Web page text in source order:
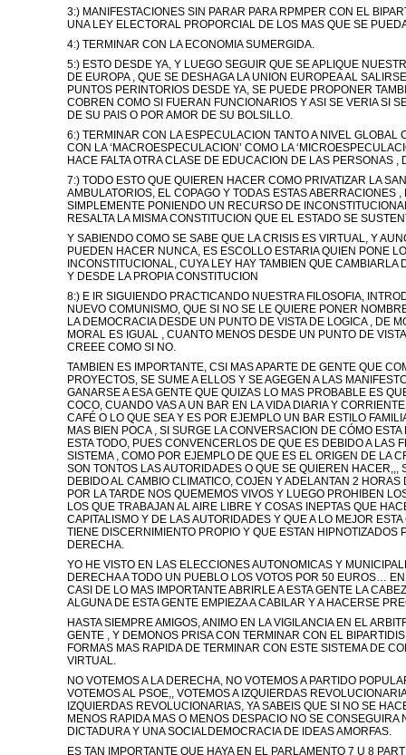
3:) MANIFESTACIONES SIN PARAR PARA RPMPER CON EL
UNA LEY ELECTORAL PROPORCIAL DE LOS MAS QUE SE
4:) TERMINAR CON LA ECONOMIA SUMERGIDA.
5:) ESTO DESDE YA, Y LUEGO SEGUIR QUE SE APLIQUE
DE EUROPA , QUE SE DESHAGA LA UNION EUROPEA AL
PUNTOS PERINTORIOS DESDE YA, SE PUEDE PROPONER
COBREN COMO SI FUERAN FUNCIONARIOS Y ASI SE VERIA SI
DE SU PAIS O POR AMOR DE SU BOLSILLO.
6:) TERMINAR CON LA ESPECULACION TANTO A NIVEL GLOBAL
CON LA ‘MACROESPECULACION’ COMO LA
HACE FALTA OTRA CLASE DE EDUCACION DE LAS PERSONAS ,
7:) TODO ESTO QUE QUIEREN HACER COMO PRIVATIZAR LA
AMBULATORIOS, EL COPAGO Y TODAS ESTAS ABERRACIONES
SIMPLEMENTE PONIENDO UN RECURSO DE
RESALTA LA MISMA CONSTITUCION QUE EL ESTADO SE
Y SABIENDO COMO SE SABE QUE LA CRISIS ES VIRTUAL, Y
PUEDEN HACER NUNCA, ES ESCOLLO ESTARIA QUIEN PONE
INCONSTITUCIONAL, CUYA LEY HAY TAMBIEN QUE
Y DESDE LA PROPIA CONSTITUCION
8:) E IR SIGUIENDO PRACTICANDO NUESTRA FILOSOFIA,
NUEVO COMUNISMO, QUE SI NO SE LE QUIERE PONER
LA DEMOCRACIA DESDE UN PUNTO DE VISTA DE LOGICA , DE
MORAL ES IGUAL , CUANTO MENOS DESDE UN PUNTO DE
CREEE COMO SI NO.
TAMBIEN ES IMPORTANTE, CSI MAS APARTE DE GENTE QUE
PROYECTOS, SE SUME A ELLOS Y SE AGEGEN A LAS
GANARSE A ESA GENTE QUE QUIZAS LO MAS PROBABLE ES
COCO, CUANDO VAS A UN BAR EN LA VIDA DIARIA Y
CAFÉ O LO QUE SEA Y ES POR EJEMPLO UN BAR ESTILO
MAS BIEN POCA , SI SURGE LA CONVERSACION DE CÓMO
ESTA TODO, PUES CONVENCERLOS DE QUE ES DEBIDO A LAS
SISTEMA , COMO POR EJEMPLO DE QUE ES EL ORIGEN DE LA
SON TONTOS LAS AUTORIDADES O QUE SE QUIEREN HACER,,,
DEBIDO AL CAMBIO CLIMATICO, COJEN Y ADELANTAN 2 HORAS
POR LA TARDE NOS QUEMEMOS VIVOS Y LUEGO PROHIBEN
LOS QUE TRABAJAN AL AIRE LIBRE Y COSAS INEPTAS QUE
CAPITALISMO Y DE LAS AUTORIDADES Y QUE A LO MEJOR
TIENE DISCERNIMIENTO PROPIO Y QUE ESTAN HIPNOTIZADOS
DERECHA.
YO HE VISTO EN LAS ELECCIONES AUTONOMICAS Y
DERECHA A TODO UN PUEBLO LOS VOTOS POR 50 EUROS…
CASI DE LO MAS IMPORTANTE ABRIRLE A ESTA GENTE LA
ALGUNA DE ESTA GENTE EMPIEZA A CABILAR Y A HACERSE
HASTA SIEMPRE AMIGOS, ANIMO EN LA VIGILANCIA EN EL
GENTE , Y DEMONOS PRISA CON TERMINAR CON EL
FORMAS MAS RAPIDA DE TERMINAR CON ESTE SISTEMA DE
VIRTUAL.
NO VOTEMOS A LA DERECHA, NO VOTEMOS A PARTIDO
VOTEMOS AL PSOE,, VOTEMOS A IZQUIERDAS
IZQUIERDAS REVOLUCIONARIAS, YA SABEIS QUE SI NO SE
MENOS RAPIDA MAS O MENOS DESPACIO NO SE
DICTADURA Y UNA SOCIALDEMOCRACIA DE IDEAS AMORFAS.
ES TAN IMPORTANTE QUE HAYA EN EL PARLAMENTO 7 U 8